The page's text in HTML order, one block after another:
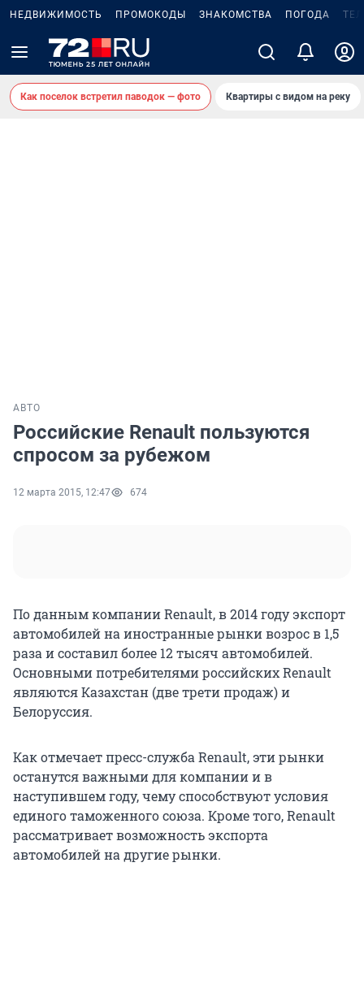
НЕДВИЖИМОСТЬ ПРОМОКОДЫ ЗНАКОМСТВА ПОГОДА
Как поселок встретил паводок — фото Квартиры с видом на реку
АВТО
Российские Renault пользуются
спросом за рубежом
12 марта 2015, 12:47 674
По данным компании Renault, в 2014 году экспорт
автомобилей на иностранные рынки возрос в 1,5
раза и составил более 12 тысяч автомобилей.
Основными потребителями российских Renault
являются Казахстан (две трети продаж) и
Белоруссия.
Как отмечает пресс-служба Renault, эти рынки
останутся важными для компании и в
наступившем году, чему способствуют условия
единого таможенного союза. Кроме того, Renault
рассматривает возможность экспорта
автомобилей на другие рынки.